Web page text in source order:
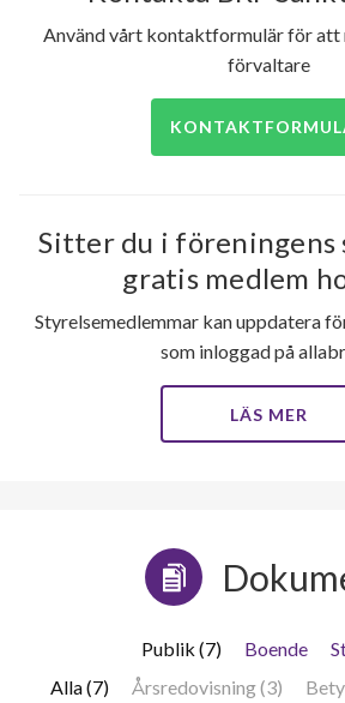
Använd vårt kontaktformulär för att
förvaltare
Sitter du i föreningens
gratis medlem
Styrelsemedlemmar kan uppdatera
som inloggad på
LÄS MER
Publik (7) Boende
Alla (7)
Årsredovisning (3)